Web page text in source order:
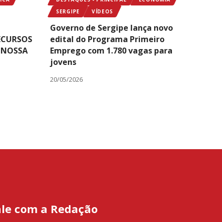
SERGIPE
VÍDEOS
Governo de Sergipe lança novo
edital do Programa Primeiro
Emprego com 1.780 vagas para
jovens
20/05/2026
com a Redação